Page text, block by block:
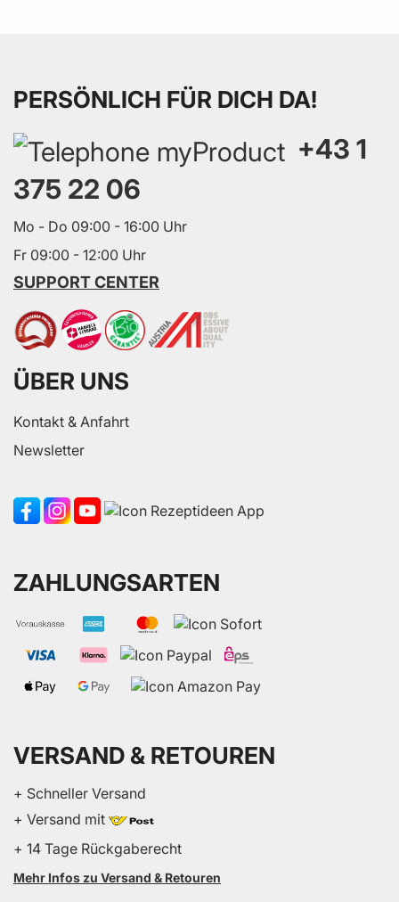
PERSÖNLICH FÜR DICH DA!
+43 1
375 22 06
Mo - Do 09:00 - 16:00 Uhr
Fr 09:00 - 12:00 Uhr
SUPPORT CENTER
ÜBER UNS
Kontakt & Anfahrt
Newsletter
ZAHLUNGSARTEN
VERSAND & RETOUREN
+ Schneller Versand
+ Versand mit
+ 14 Tage Rückgaberecht
Mehr Infos zu Versand & Retouren